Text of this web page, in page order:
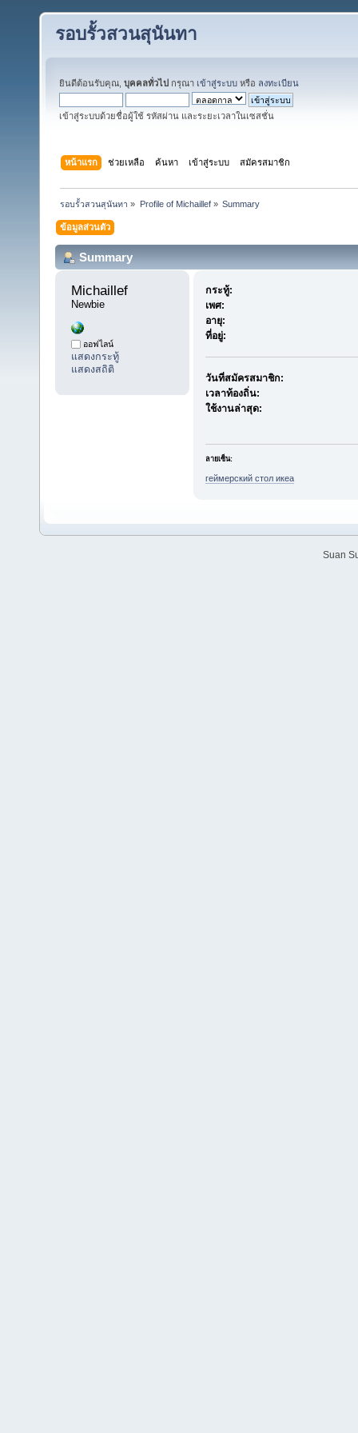
รอบรั้วสวนสุนันทา
ยินดีต้อนรับคุณ, บุคคลทั่วไป กรุณา เข้าสู่ระบบ หรือ ลงทะเบียน
เข้าสู่ระบบด้วยชื่อผู้ใช้ รหัสผ่าน และระยะเวลาในเซสชั่น
หน้าแรก ช่วยเหลือ ค้นหา เข้าสู่ระบบ สมัครสมาชิก
รอบรั้วสวนสุนันทา » Profile of Michaillef» Summary
ข้อมูลส่วนตัว
Summary
Michaillef
Newbie
ออฟไลน์
แสดงกระทู้
แสดงสถิติ
กระทู้:
เพศ:
อายุ:
ที่อยู่:
วันที่สมัครสมาชิก:
เวลาท้องถิ่น:
ใช้งานล่าสุด:
ลายเซ็น:
геймерский стол икеа
Suan